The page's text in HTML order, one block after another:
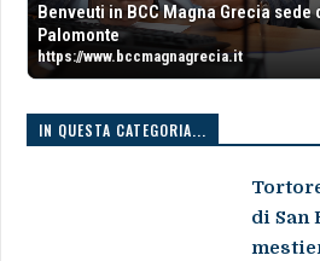
Benveuti in BCC Magna Grecia sede
Palomonte
https://www.bccmagnagrecia.it
IN QUESTA CATEGORIA...
di San